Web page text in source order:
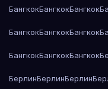
БангкокБангкокБангкок
БангкокБангкокБангкок
БангкокБангкокБангкок
БерлинБерлинБерлин